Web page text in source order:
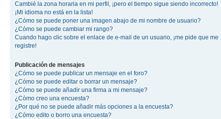
Cambié la zona horaria en mi perfil, ¡pero el tiempo sigue siendo incorrecto!
¡Mi idioma no está en la lista!
¿Cómo se puede poner una imagen abajo de mi nombre de usuario?
¿Cómo se puede cambiar mi rango?
Cuando hago clic sobre el enlace de e-mail de un usuario, ¡me pide que me
registre!
Publicación de mensajes
¿Cómo se puede publicar un mensaje en el foro?
¿Cómo se puede editar o borrar un mensaje?
¿Cómo se puede añadir una firma a mi mensaje?
¿Cómo creo una encuesta?
¿Por qué no se puede añadir más opciones a la encuesta?
¿Cómo edito o borro una encuesta?